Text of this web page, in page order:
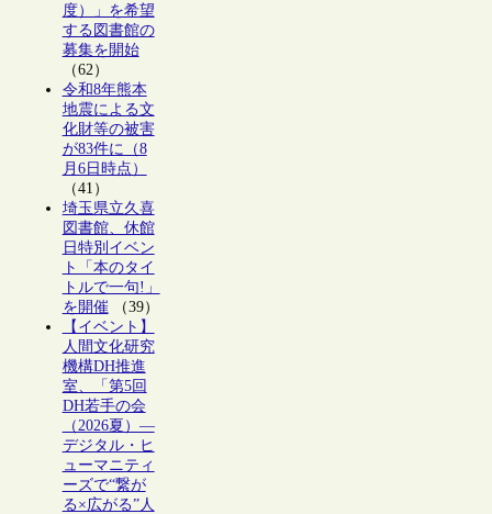
度）」を希望
する図書館の
募集を開始
（62）
令和8年熊本
地震による文
化財等の被害
が83件に（8
月6日時点）
（41）
埼玉県立久喜
図書館、休館
日特別イベン
ト「本のタイ
トルで一句!」
を開催（39）
【イベント】
人間文化研究
機構DH推進
室、「第5回
DH若手の会
（2026夏）―
デジタル・ヒ
ューマニティ
ーズで“繋が
る×広がる”人